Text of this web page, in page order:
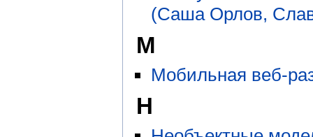
(Саша Орлов,
М
Мобильная веб-
Н